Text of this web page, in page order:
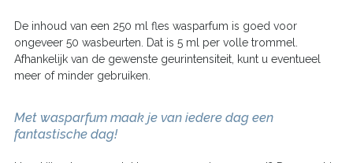
De inhoud van een 250 ml fles wasparfum is goed voor
ongeveer 50 wasbeurten. Dat is 5 ml per volle trommel.
Afhankelijk van de gewenste geurintensiteit, kunt u eventueel
meer of minder gebruiken.
Met wasparfum maak je van iedere dag een
fantastische dag!